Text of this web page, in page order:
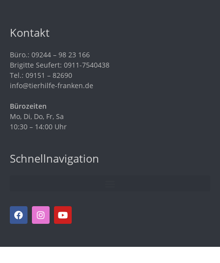
Kontakt
Büro.: 09244 – 98 23 166
Brigitte Seufert: 0911-7540438
Tel.: 09151 – 82690
info@tierhilfe-franken.de
Bürozeiten
Mo, Di, Do, Fr, Sa
10:30 – 14:00 Uhr
Schnellnavigation